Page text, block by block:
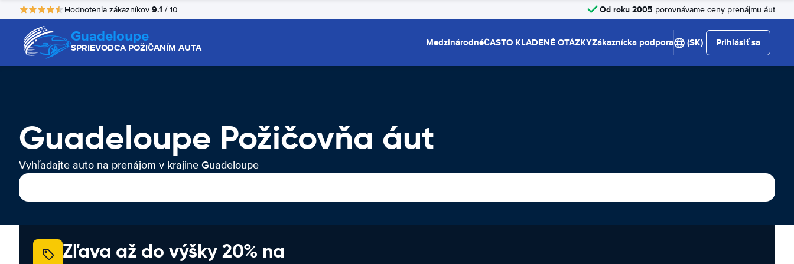
Hodnotenia zákazníkov 9.1 / 10 Od roku 2005 porovnávame ceny prenájmu áut
Guadeloupe
SPRIEVODCA POŽIČANÍM AUTA MedzinárodnéČASTO KLADENÉ OTÁZKYZákaznícka podpora (SK) Prihlásiť sa
Guadeloupe Požičovňa áut
Vyhľadajte auto na prenájom v krajine Guadeloupe
Zľava až do výšky 20% na